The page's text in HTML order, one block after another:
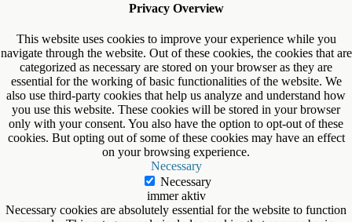
Privacy Overview
This website uses cookies to improve your experience while you
navigate through the website. Out of these cookies, the cookies that are
categorized as necessary are stored on your browser as they are
essential for the working of basic functionalities of the website. We
also use third-party cookies that help us analyze and understand how
you use this website. These cookies will be stored in your browser
only with your consent. You also have the option to opt-out of these
cookies. But opting out of some of these cookies may have an effect
on your browsing experience.
Necessary
Necessary
immer aktiv
Necessary cookies are absolutely essential for the website to function